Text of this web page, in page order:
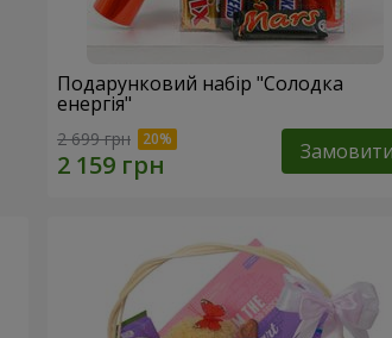
Подарунковий набір "Солодка
енергія"
2 699 грн Замовити